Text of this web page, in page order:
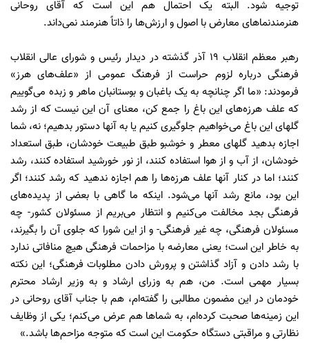
توجیه شود. البته یک احتمال هم این است که آقای روحانی
هنرمندنماهای معارض با اصول و ارزش‌ها را ذاتاً هنرمند نمی‌داند.
رهبر معظم انقلاب 19 آذر گذشته در دیدار رئیس و شورای عالی انقلاب
فرهنگی درباره لزوم حراست از فرهنگ عمومی از «علف‌های هرز»
فرمودند: «ما اگر چنانچه به یک باغبان و بوستانبان ماهر و زبده می‌گوییم
که علف هرزه‌های این باغ را جمع کن، معنای آن این نیست که از رشد
گلهای این باغ می‌خواهیم جلوگیری کنیم یا به آنها دستور بدهیم؛ نه، شما
اجازه بدهید گلهای معطر و خوشبو طبق طبیعت خودشان، طبق استعداد
خودشان، از آب و از هوا استفاده کنند، از نور خورشید استفاده کنند، رشد
کنند؛ اما در کنار آنها علف هرزه‌ها را هم اجازه ندهید که رشد کنند؛ اگر
این بود، مانع رشد آنها می‌شود. اینکه ما گاهی با بعضی از پدیده‌های
فرهنگی بجد مخالفت می‌کنیم و انتظار می‌بریم از مسئولان کشور- چه
مسئولان فرهنگی، چه غیر فرهنگی- و از این شورا که جلوی آن را بگیرند،
به خاطر این است؛ یعنی معارضه با مزاحمات فرهنگی هیچ منافاتی ندارد
با رشد دادن و آزاد گذاشتن و پرورش دادن مطلوبات فرهنگی؛ این نکته
بسیار مهمی است. من، هم به وزرای ارشاد و به وزیر ارشاد محترم
خودمان در این مضمون مطالبی را گفته‌ام، هم با جناب آقای روحانی در
این زمینه‌ها صحبت کرده‌ام، به شماها هم عرض می‌کنم؛ یکی از وظایف
نظارتی و مراقبتی دستگاه حکومت این است که متوجه مزاحم‌ها باشد.»